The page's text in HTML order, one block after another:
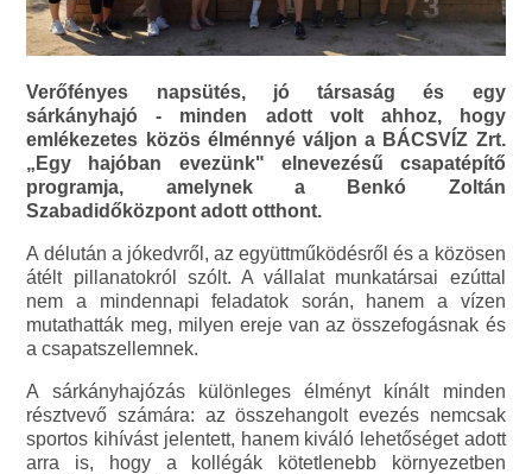
Verőfényes napsütés, jó társaság és egy
sárkányhajó - minden adott volt ahhoz, hogy
emlékezetes közös élménnyé váljon a BÁCSVÍZ Zrt.
„Egy hajóban evezünk" elnevezésű csapatépítő
programja, amelynek a Benkó Zoltán
Szabadidőközpont adott otthont.
A délután a jókedvről, az együttműködésről és a közösen
átélt pillanatokról szólt. A vállalat munkatársai ezúttal
nem a mindennapi feladatok során, hanem a vízen
mutathatták meg, milyen ereje van az összefogásnak és
a csapatszellemnek.
A sárkányhajózás különleges élményt kínált minden
résztvevő számára: az összehangolt evezés nemcsak
sportos kihívást jelentett, hanem kiváló lehetőséget adott
arra is, hogy a kollégák kötetlenebb környezetben